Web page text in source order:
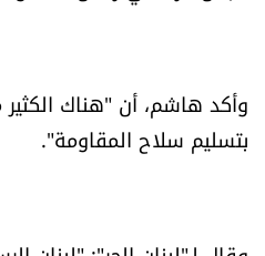
آراء
العالم
وأكد هاشم، أن "هناك
بتسليم سلاح المقاومة".